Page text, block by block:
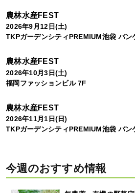
農林水産FEST
2026年9月12日(土)
TKPガーデンシティPREMIUM池袋 バン
農林水産FEST
2026年10月3日(土)
福岡ファッションビル 7F
農林水産FEST
2026年11月1日(日)
TKPガーデンシティPREMIUM池袋 バン
今週のおすすめ情報